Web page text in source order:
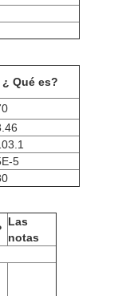
¿ Qué es?
5
Las
notas